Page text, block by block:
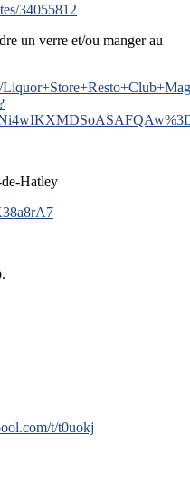
34055812
un verre et/ou manger au
Hatley
t/t0uokj